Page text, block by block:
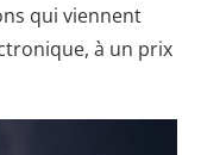
qui viennent
à un prix